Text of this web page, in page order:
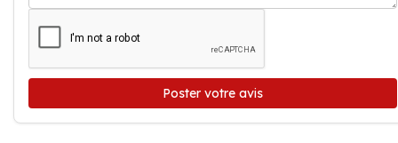
Poster votre avis